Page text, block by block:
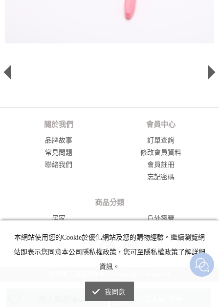
加入追蹤清單
關於我們
品牌故事
常見問題
聯絡我們
會員中心
訂單查詢
修改會員資料
會員註冊
忘記密碼
商品分類
居家 戶外露營
__>
本網站使用您的Cookie於優化網站及您的購物經驗。繼續瀏覽網
站即表示您同意本公司隱私權政策，您可至隱私權政策了解詳細
資訊。
我同意